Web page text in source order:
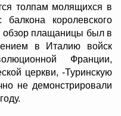
толпам молящихся в
королевского
обзор плащаницы был в
в Италию войск
Франции,
церкви, -Туринскую
не демонстрировали